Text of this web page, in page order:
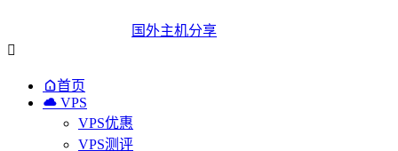
国外主机分享

首页
 VPS
VPS优惠
VPS测评